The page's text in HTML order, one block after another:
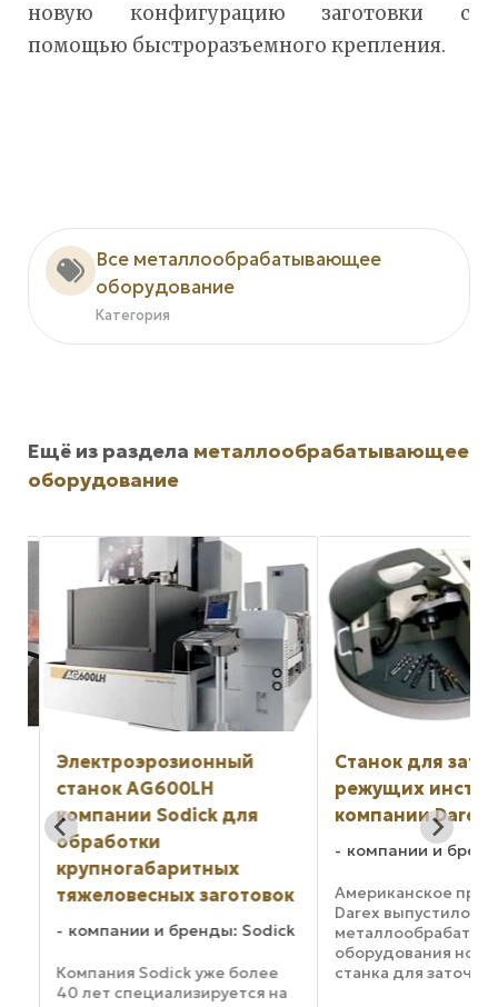
новую конфигурацию заготовки с
помощью быстроразъемного крепления.
Все металлообрабатывающее
оборудование
Категория
Ещё из раздела металлообрабатывающее
оборудование
Электроэрозионный
станок AG600LH
компании Sodick для
обработки
крупногабаритных
тяжеловесных заготовок
компании и бренды: Sodick
Компания Sodick уже более
40 лет специализируется на
Станок для
режущих
компании Darex
компании и
Американское
Darex выпустило на
оборудования
станка для заточки